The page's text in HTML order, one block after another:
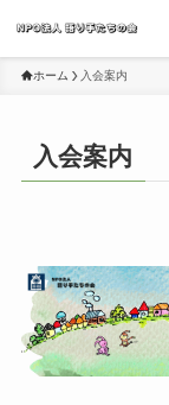
ホーム 入会案内
入会案内